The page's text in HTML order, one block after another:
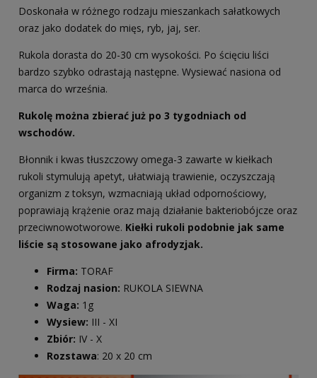
Doskonała w różnego rodzaju mieszankach sałatkowych
oraz jako dodatek do mięs, ryb, jaj, ser.
Rukola dorasta do 20-30 cm wysokości. Po ścięciu liści
bardzo szybko odrastają następne. Wysiewać nasiona od
marca do września.
Rukolę można zbierać już po 3 tygodniach od
wschodów.
Błonnik i kwas tłuszczowy omega-3 zawarte w kiełkach
rukoli stymulują apetyt, ułatwiają trawienie, oczyszczają
organizm z toksyn, wzmacniają układ odpornościowy,
poprawiają krążenie oraz mają działanie bakteriobójcze oraz
przeciwnowotworowe. Kiełki rukoli podobnie jak same
liście są stosowane jako afrodyzjak.
Firma: TORAF
Rodzaj nasion: RUKOLA SIEWNA
Waga: 1g
Wysiew: III - XI
Zbiór: IV - X
Rozstawa: 20 x 20 cm